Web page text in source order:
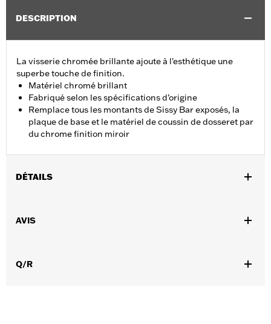
DESCRIPTION
La visserie chromée brillante ajoute à l'esthétique une
superbe touche de finition.
Matériel chromé brillant
Fabriqué selon les spécifications d’origine
Remplace tous les montants de Sissy Bar exposés, la
plaque de base et le matériel de coussin de dosseret par
du chrome finition miroir
DÉTAILS
équipés d'une plaque de base d'aile et d'un montant Sissy Bar.
Dans la boîte:
AVIS
Q/R